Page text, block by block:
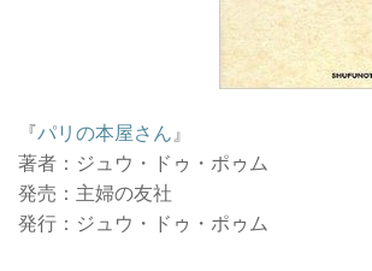
『パリの本屋さん 』
著者：ジュウ・ドゥ・ポゥム
発売：主婦の友社
発行：ジュウ・ドゥ・ポゥム